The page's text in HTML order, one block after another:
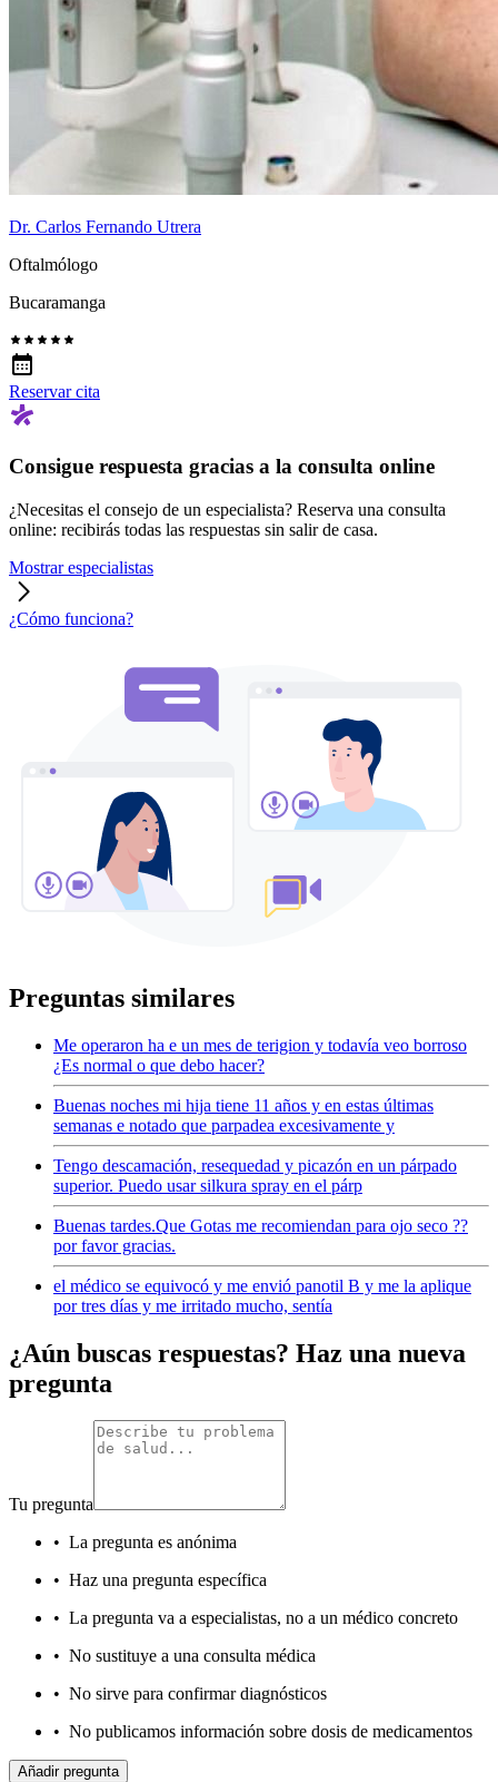
Dr. Carlos Fernando Utrera
Oftalmólogo
Bucaramanga
Reservar cita
Consigue respuesta gracias a la consulta online
¿Necesitas el consejo de un especialista? Reserva una consulta
online: recibirás todas las respuestas sin salir de casa.
Mostrar especialistas
¿Cómo funciona?
Preguntas similares
Me operaron ha e un mes de terigion y todavía veo borroso
¿Es normal o que debo hacer?
Buenas noches mi hija tiene 11 años y en estas últimas
semanas e notado que parpadea excesivamente y
Tengo descamación, resequedad y picazón en un párpado
superior. Puedo usar silkura spray en el párp
Buenas tardes.Que Gotas me recomiendan para ojo seco ??
por favor gracias.
el médico se equivocó y me envió panotil B y me la aplique
por tres días y me irritado mucho, sentía
¿Aún buscas respuestas? Haz una nueva
pregunta
Tu pregunta
• La pregunta es anónima
• Haz una pregunta específica
• La pregunta va a especialistas, no a un médico concreto
• No sustituye a una consulta médica
• No sirve para confirmar diagnósticos
• No publicamos información sobre dosis de medicamentos
Añadir pregunta